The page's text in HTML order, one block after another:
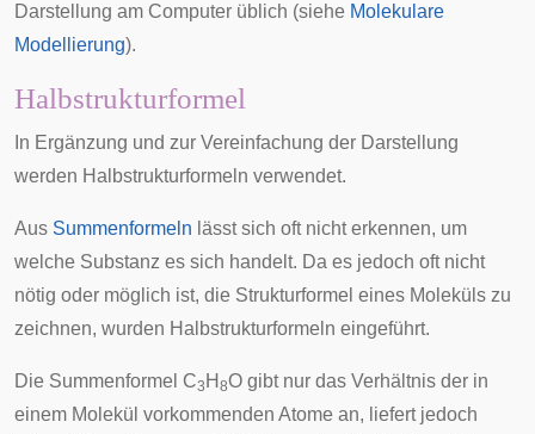
Darstellung am Computer üblich (siehe Molekulare
Modellierung).
Halbstrukturformel
In Ergänzung und zur Vereinfachung der Darstellung
werden Halbstrukturformeln verwendet.
Aus Summenformeln lässt sich oft nicht erkennen, um
welche Substanz es sich handelt. Da es jedoch oft nicht
nötig oder möglich ist, die Strukturformel eines Moleküls zu
zeichnen, wurden Halbstrukturformeln eingeführt.
Die Summenformel C3 H 8O gibt nur das Verhältnis der in
einem Molekül vorkommenden Atome an, liefert jedoch